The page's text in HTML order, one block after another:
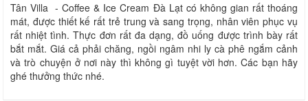
Tân Villa - Coffee & Ice Cream Đà Lạt có không gian rất thoáng
mát, được thiết kế rất trẻ trung và sang trọng, nhân viên phục vụ
rất nhiệt tình. Thực đơn rất đa dạng, đồ uống được trình bày rất
bắt mắt. Giá cả phải chăng, ngồi ngâm nhi ly cà phê ngắm cảnh
và trò chuyện ở nơi này thì không gì tuyệt vời hơn. Các bạn hãy
ghé thưởng thức nhé.